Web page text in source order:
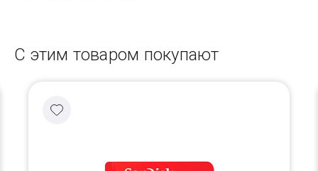
С этим товаром покупают